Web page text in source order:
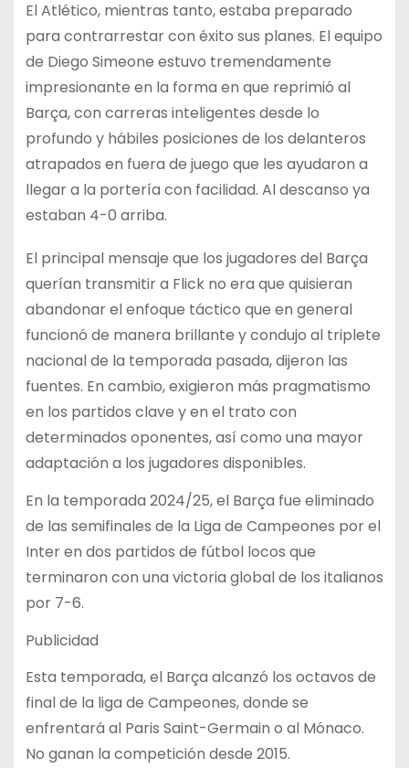
El Atlético, mientras tanto, estaba preparado
para contrarrestar con éxito sus planes. El equipo
de Diego Simeone estuvo tremendamente
impresionante en la forma en que reprimió al
Barça, con carreras inteligentes desde lo
profundo y hábiles posiciones de los delanteros
atrapados en fuera de juego que les ayudaron a
llegar a la portería con facilidad. Al descanso ya
estaban 4-0 arriba.
El principal mensaje que los jugadores del Barça
querían transmitir a Flick no era que quisieran
abandonar el enfoque táctico que en general
funcionó de manera brillante y condujo al triplete
nacional de la temporada pasada, dijeron las
fuentes. En cambio, exigieron más pragmatismo
en los partidos clave y en el trato con
determinados oponentes, así como una mayor
adaptación a los jugadores disponibles.
En la temporada 2024/25, el Barça fue eliminado
de las semifinales de la Liga de Campeones por el
Inter en dos partidos de fútbol locos que
terminaron con una victoria global de los italianos
por 7-6.
Publicidad
Esta temporada, el Barça alcanzó los octavos de
final de la liga de Campeones, donde se
enfrentará al Paris Saint-Germain o al Mónaco.
No ganan la competición desde 2015.